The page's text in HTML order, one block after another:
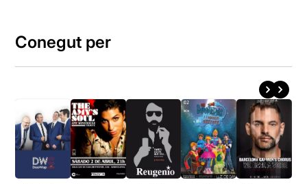
Conegut per